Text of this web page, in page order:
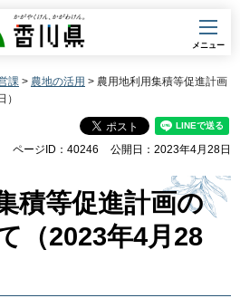
香川県
メニュー
課 > 農地の活用 > 農用地利用集積等促進計画
ページID：40246 公開日：2023年4月28日
積等促進計画の
（2023年4月28